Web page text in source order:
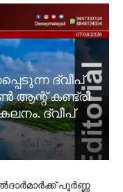
ദ്വീപ്
ആന്റ് കണ്ട്രി
ദ്വീപ്
പൂർണ്ണ